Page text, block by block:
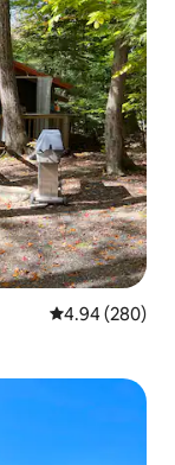
レビュー280
4.94 (280)